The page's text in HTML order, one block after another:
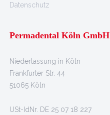
Datenschutz
Permadental Köln GmbH
Niederlassung in Köln
Frankfurter Str. 44
51065 Köln
USt-IdNr. DE 25 07 18 227